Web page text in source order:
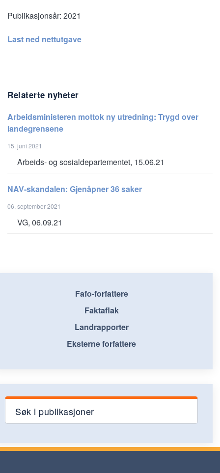
Publikasjonsår: 2021
Last ned nettutgave
Relaterte nyheter
Arbeidsministeren mottok ny utredning: Trygd over
landegrensene
15. juni 2021
Arbeids- og sosialdepartementet, 15.06.21
NAV-skandalen: Gjenåpner 36 saker
06. september 2021
VG, 06.09.21
Fafo-forfattere
Faktaflak
Landrapporter
Eksterne forfattere
Søk i publikasjoner